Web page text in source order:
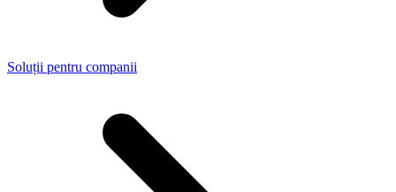
Soluții pentru companii